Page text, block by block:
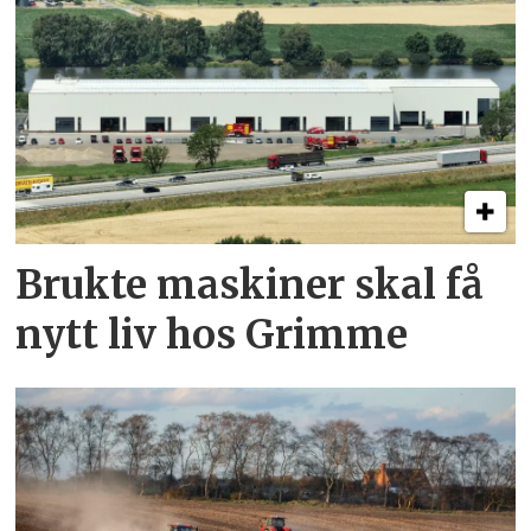
Brukte maskiner skal få
nytt liv hos Grimme